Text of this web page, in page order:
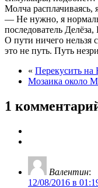
Молча расплачиваясь,
— Не нужно, я
последователь
О пути ничего нельзя
это не путь. Путь
« Перекусить на
Мозаика около
1
Валентин:
12/08/2016 в